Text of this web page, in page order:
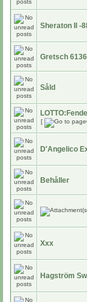
Sheraton II -
Gretsch
Såld
[
D'Angelico
Behåller
Xxx
Hagström